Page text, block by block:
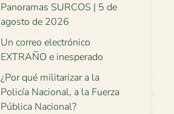
Panoramas SURCOS | 5 de
agosto de 2026
Un correo electrónico
EXTRAÑO e inesperado
¿Por qué militarizar a la
Policía Nacional, a la Fuerza
Pública Nacional?